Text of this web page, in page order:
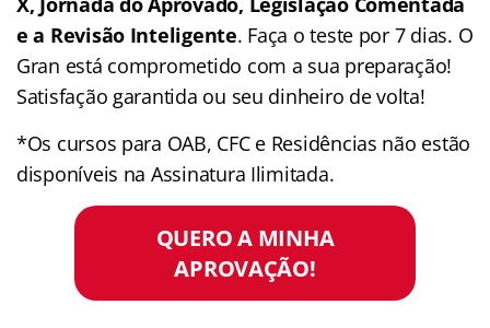
e a Revisão Inteligente. Faça o teste por 7 dias. O
Gran está comprometido com a sua preparação!
Satisfação garantida ou seu dinheiro de volta!
*Os cursos para OAB, CFC e Residências não estão
disponíveis na Assinatura Ilimitada.
QUERO A MINHA
APROVAÇÃO!